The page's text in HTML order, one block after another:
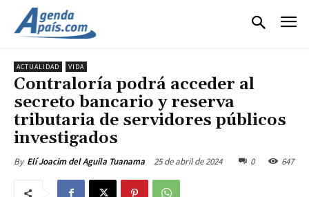
ACTUALIDAD VIDA
Contraloría podrá acceder al
secreto bancario y reserva
tributaria de servidores públicos
investigados
By Elí Joacim del Aguila Tuanama 25 de abril de 2024 0 647